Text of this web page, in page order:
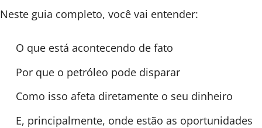
Neste guia completo, você vai entender:
O que está acontecendo de fato
Por que o petróleo pode disparar
Como isso afeta diretamente o seu dinheiro
E, principalmente, onde estão as oportunidades